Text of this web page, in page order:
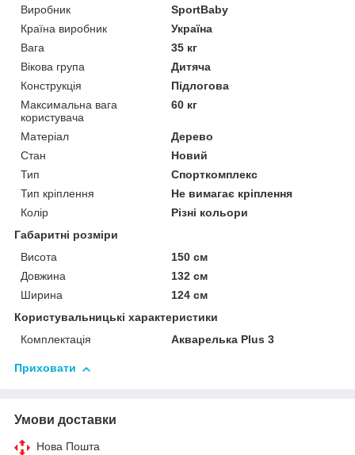
Виробник
SportBaby
Країна виробник
Україна
Вага
35 кг
Вікова група
Дитяча
Конструкція
Підлогова
Максимальна вага
користувача
60 кг
Матеріал
Дерево
Стан
Новий
Тип
Спорткомплекс
Тип кріплення
Не вимагає кріплення
Колір
Різні кольори
Габаритні розміри
Висота
150 см
Довжина
132 см
Ширина
124 см
Користувальницькі характеристики
Комплектація
Акварелька Plus 3
Приховати
Умови доставки
Нова Пошта